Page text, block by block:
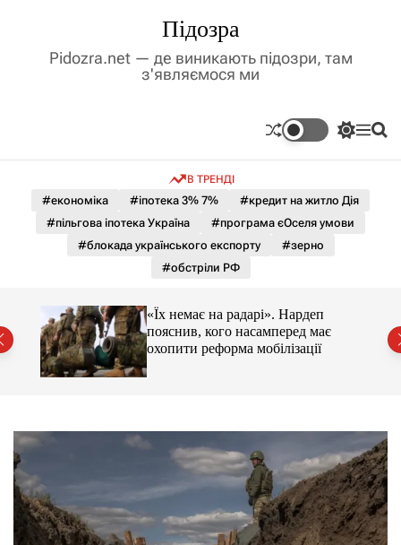
Підозра
Pidozra.net — де виникають підозри, там
з'являємося ми
П
м
к
а
ь
о
р
е
ж
и
м
у
М П
В ТРЕНДІ
#економіка #іпотека 3% 7%
#кредит на житло Дія
#пільгова іпотека Україна
#програма єОселя умови
#блокада українського експорту
#зерно
#обстріли РФ
«Їх немає на радарі». Нардеп
пояснив, кого насамперед має
охопити реформа мобілізації